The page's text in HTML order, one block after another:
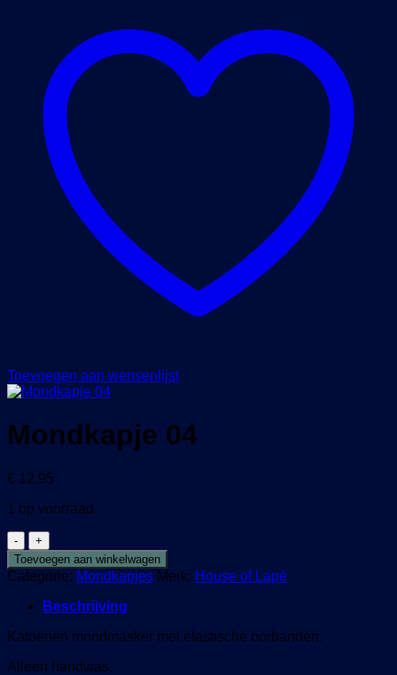
Toevoegen aan wensenlijst
Mondkapje 04
€ 12,95
1 op voorraad
Mondkapje
04
aantal
Toevoegen aan winkelwagen
Categorie: Mondkapjes Merk: House of Lapé
Beschrijving
Katoenen mondmasker met elastische oorbanden.
Alleen handwas.